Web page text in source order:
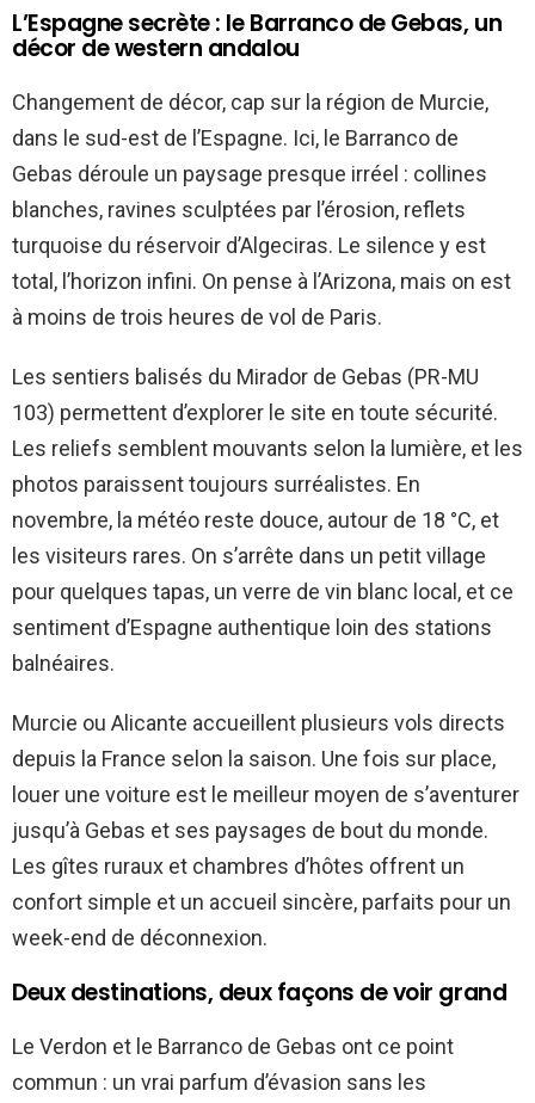
L’Espagne secrète : le Barranco de Gebas, un
décor de western andalou
Changement de décor, cap sur la région de Murcie,
dans le sud-est de l’Espagne. Ici, le Barranco de
Gebas déroule un paysage presque irréel : collines
blanches, ravines sculptées par l’érosion, reflets
turquoise du réservoir d’Algeciras. Le silence y est
total, l’horizon infini. On pense à l’Arizona, mais on est
à moins de trois heures de vol de Paris.
Les sentiers balisés du Mirador de Gebas (PR-MU
103) permettent d’explorer le site en toute sécurité.
Les reliefs semblent mouvants selon la lumière, et les
photos paraissent toujours surréalistes. En
novembre, la météo reste douce, autour de 18 °C, et
les visiteurs rares. On s’arrête dans un petit village
pour quelques tapas, un verre de vin blanc local, et ce
sentiment d’Espagne authentique loin des stations
balnéaires.
Murcie ou Alicante accueillent plusieurs vols directs
depuis la France selon la saison. Une fois sur place,
louer une voiture est le meilleur moyen de s’aventurer
jusqu’à Gebas et ses paysages de bout du monde.
Les gîtes ruraux et chambres d’hôtes offrent un
confort simple et un accueil sincère, parfaits pour un
week-end de déconnexion.
Deux destinations, deux façons de voir grand
Le Verdon et le Barranco de Gebas ont ce point
commun : un vrai parfum d’évasion sans les